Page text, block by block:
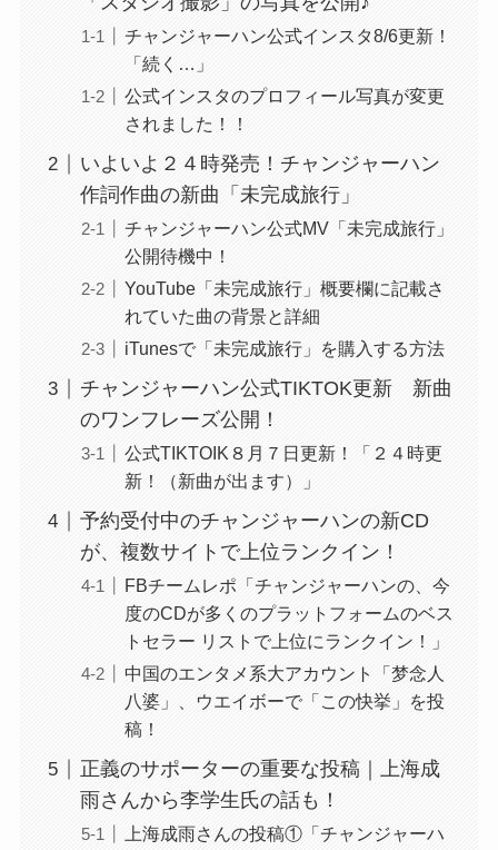
チャンジャーハン公式インスタ8/6更新！
「続く…」
公式インスタのプロフィール写真が変更
されました！！
いよいよ２４時発売！チャンジャーハン
作詞作曲の新曲「未完成旅行」
チャンジャーハン公式MV「未完成旅行」
公開待機中！
YouTube「未完成旅行」概要欄に記載さ
れていた曲の背景と詳細
iTunesで「未完成旅行」を購入する方法
チャンジャーハン公式TIKTOK更新 新曲
のワンフレーズ公開！
公式TIKTOIK８月７日更新！「２４時更
新！（新曲が出ます）」
予約受付中のチャンジャーハンの新CD
が、複数サイトで上位ランクイン！
FBチームレポ「チャンジャーハンの、今
度のCDが多くのプラットフォームのベス
トセラー リストで上位にランクイン！」
中国のエンタメ系大アカウント「梦念人
八婆」、ウエイボーで「この快挙」を投
稿！
正義のサポーターの重要な投稿｜上海成
雨さんから李学生氏の話も！
上海成雨さんの投稿①「チャンジャーハ